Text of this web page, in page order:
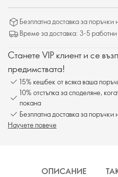
Безплатна доставка за поръчки
Време за доставка: 3-5 работни
Станете VIP клиент и се
предимствата!
15% кешбек от всяка ваша
10% отстъпка за споделяне,
покана
Безплатна доставка за
Научете повече
ОПИСАНИЕ